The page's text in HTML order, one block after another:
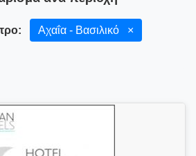
Αχαΐα - Βασιλικό ×